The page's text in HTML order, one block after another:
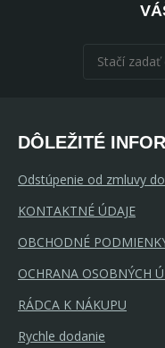
DÔLEŽITÉ
Odstúpenie od zmluvy
KONTAKTNÉ ÚDAJE
OBCHODNÉ
OCHRANA OSOBNÝCH
RÁDCA K NÁKUPU
Rychle dodanie